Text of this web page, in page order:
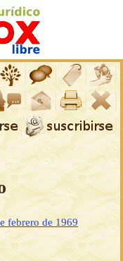
febrero de 1969